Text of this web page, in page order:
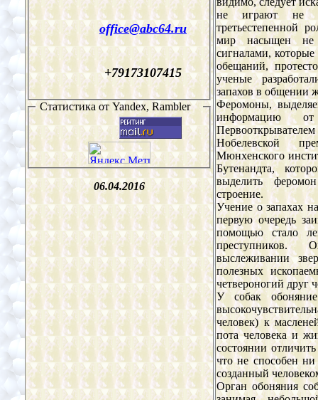
office@abc64.ru
+79173107415
Статистика отYandex, Rambler
06.04.2016
не играют не
третьестепенной
мир насыщен не
сигналами, которые
обещаний,
ученые
запахов в общении
Феромоны,
информацию
Нобелевской
Мюнхенского
Бутенандта,
выделить
строение.
Учение о запахах
первую очередь
помощью стало
выслеживании
полезных
четвероногий друг
У собак
человек) к
пота человека и
состоянии
что не способен
созданный
Орган обоняния